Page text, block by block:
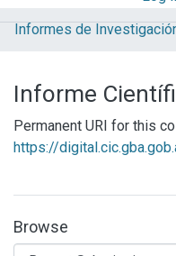
Explorar
Aportar material
Statistics
Informes de
Informe
Permanent URI for this
https://
Browse